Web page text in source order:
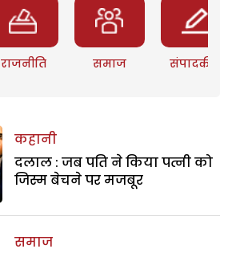
राजनीति समाज संपादकीय
कहानी
दलाल : जब पति ने किया पत्नी को
जिस्म बेचने पर मजबूर
समाज